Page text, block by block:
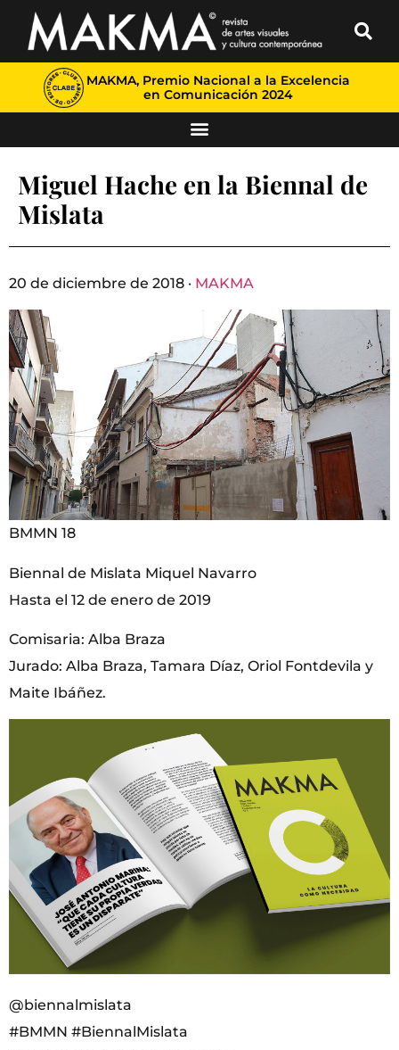
MAKMA, Premio Nacional a la Excelencia
en Comunicación 2024
Miguel Hache en la Biennal de
Mislata
20 de diciembre de 2018 · MAKMA
BMMN 18
Biennal de Mislata Miquel Navarro
Hasta el 12 de enero de 2019
Comisaria: Alba Braza
Jurado: Alba Braza, Tamara Díaz, Oriol Fontdevila y
Maite Ibáñez.
@biennalmislata
#BMMN #BiennalMislata